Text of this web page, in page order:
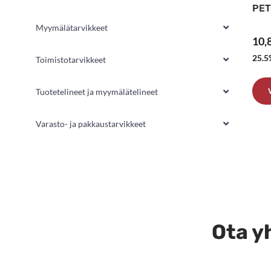
Myymälätarvikkeet
Toimistotarvikkeet
Tuotetelineet ja myymälätelineet
Varasto- ja pakkaustarvikkeet
Ota